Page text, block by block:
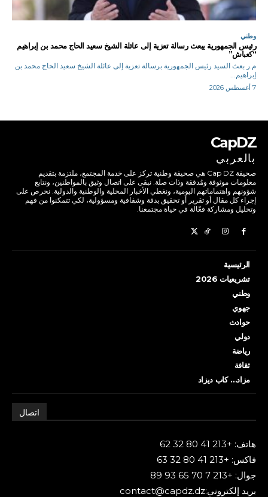
وطني
رئيس الجمهورية يبعث رسالة تعزية إلى عائلة الشيخ سعيد الحاج محمد بن إبراهيم
“كعباش”
م.ر بعث السيد رئيس الجمهورية برسالة تعزية إلى عائلة الشيخ سعيد الحاج محمد بن
إبراهيم...
7 أغسطس 2026
CapDZ
بالعربي
صحيفة Cap DZ هي صحيفة وطنية تركز على خدمة المجتمع، ملتزمة بتقديم
معلومات موثوقة ومُدققة وذات صلة. نبقى على اتصال وثيق بالمواطنين، ونتابع
شؤونهم واهتماماتهم اليومية، ونغطي الأخبار المحلية والوطنية والدولية. نحرص على
إجراء كل مقال أو تقرير أو تحقيق بدقة وشفافية ومسؤولية، لكي تتمكنوا من فهم
وتحليل ومشاركة فعّالة في حياة مجتمعنا.
الرئيسية
تشريعيات 2026
وطني
جهوي
حوادث
دولي
رياضة
ثقافة
مزاد… كاب ديزاد
اتصال
هاتف: +213 41 80 32 62
فاكس: +213 41 80 32 63
جوال: +213 7 70 65 93 89
بريد إلكتروني:contact@capdz.dz